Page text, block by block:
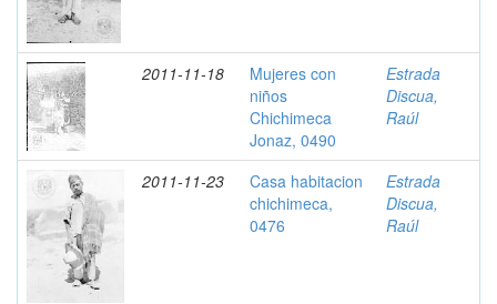
2011-11-18
Mujeres con
niños
Chichimeca
Jonaz, 0490
Estrada
Discua,
Raúl
2011-11-23
Casa habitacion
chichimeca,
0476
Estrada
Discua,
Raúl